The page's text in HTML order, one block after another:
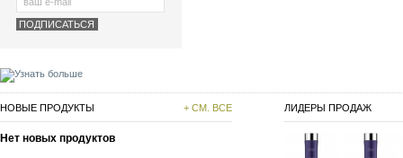
НОВЫЕ ПРОДУКТЫ + СМ. ВСЕ
Нет новых продуктов
ЛИДЕРЫ ПРОДАЖ